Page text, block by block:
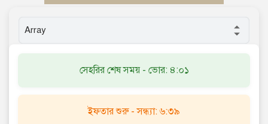
সেহরির শেষ সময় - ভোর: ৪:০১
ইফতার শুরু - সন্ধ্যা: ৬:৩৯